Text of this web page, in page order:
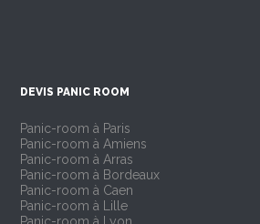
DEVIS PANIC ROOM
Panic-room à Paris
Panic-room à Amiens
Panic-room à Arras
Panic-room à Bordeaux
Panic-room à Caen
Panic-room à Lille